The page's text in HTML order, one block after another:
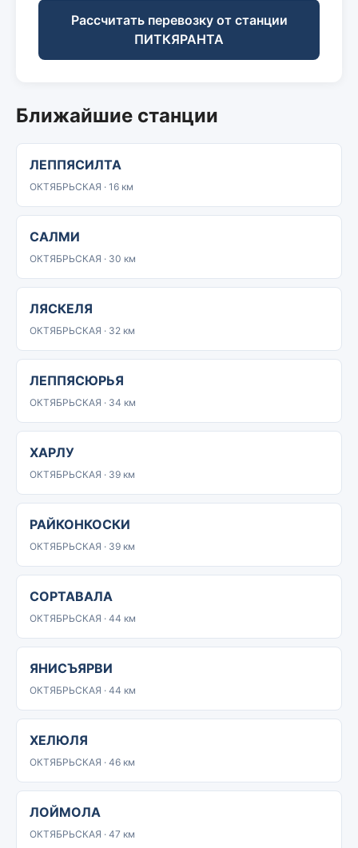
Рассчитать перевозку от станции
ПИТКЯРАНТА
Ближайшие станции
ЛЕППЯСИЛТА
ОКТЯБРЬСКАЯ · 16 км
САЛМИ
ОКТЯБРЬСКАЯ · 30 км
ЛЯСКЕЛЯ
ОКТЯБРЬСКАЯ · 32 км
ЛЕППЯСЮРЬЯ
ОКТЯБРЬСКАЯ · 34 км
ХАРЛУ
ОКТЯБРЬСКАЯ · 39 км
РАЙКОНКОСКИ
ОКТЯБРЬСКАЯ · 39 км
СОРТАВАЛА
ОКТЯБРЬСКАЯ · 44 км
ЯНИСЪЯРВИ
ОКТЯБРЬСКАЯ · 44 км
ХЕЛЮЛЯ
ОКТЯБРЬСКАЯ · 46 км
ЛОЙМОЛА
ОКТЯБРЬСКАЯ · 47 км